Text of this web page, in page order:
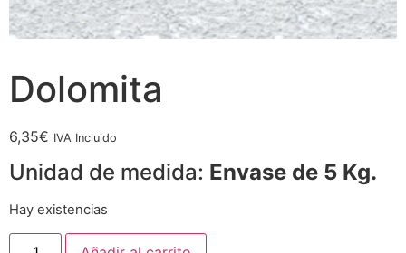
Dolomita
6,35€ IVA Incluido
Unidad de medida: Envase de 5 Kg.
Hay existencias